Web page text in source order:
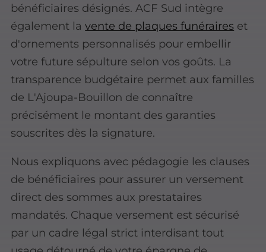
bénéficiaires désignés. ACF Sud intègre
également la vente de plaques funéraires et
d'ornements personnalisés pour embellir
votre future sépulture selon vos goûts. La
transparence budgétaire permet aux familles
de L'Ajoupa-Bouillon de connaître
précisément le montant des garanties
souscrites dès la signature.
Nous expliquons avec pédagogie les clauses
de bénéficiaires pour assurer un versement
direct des sommes aux prestataires
mandatés. Chaque versement est sécurisé
par un cadre légal strict interdisant tout